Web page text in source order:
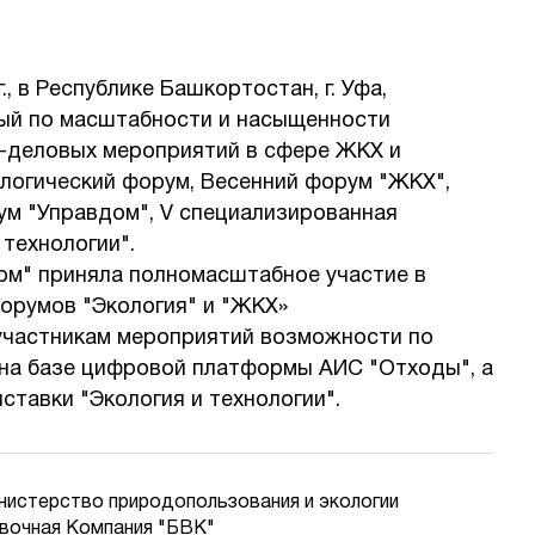
в Республике Башкортостан, г. Уфа,
по масштабности и насыщенности
деловых мероприятий в сфере ЖКХ и
форум, Весенний форум "ЖКХ",
"Управдом", V специализированная
приняла полномасштабное участие в
"Экология" и "ЖКХ»
мероприятий возможности по
базе цифровой платформы АИС "Отходы", а
"Экология и технологии".
природопользования и экологии
Компания "БВК"